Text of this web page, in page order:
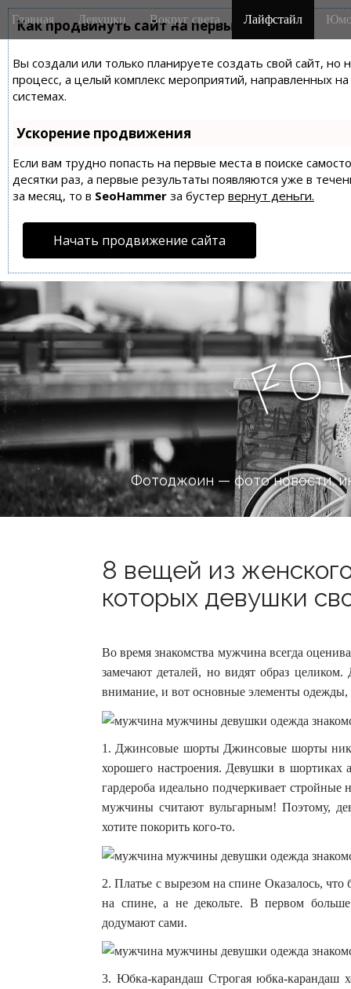
Как продвинуть сайт на первые места?
Вы создали или только планируете создать свой сайт,
процесс, а целый комплекс мероприятий, направленных
системах.
Ускорение продвижения
Если вам трудно попасть на первые места в поиске
десятки раз, а первые результаты появляются уже в
за месяц, то в SeoHammer за бустер вернут деньги.
Начать продвижение сайта
M
a
n
m
e
n
u
i
Главная Девушки Вокруг света Лайфстайл
Fo
Фотоджоин — фото новости,
8 вещей из
которых девушки
Во время знакомства мужчина всегда
замечают деталей, но видят образ
внимание, и вот основные элементы
1. Джинсовые шорты Джинсовые шорты
хорошего настроения. Девушки в шортиках
гардероба идеально подчеркивает
мужчины считают вульгарным! Поэтому,
хотите покорить кого-то.
2. Платье с вырезом на спине Оказалось,
на спине, а не декольте. В первом
додумают сами.
3. Юбка-карандаш Строгая юбка-карандаш